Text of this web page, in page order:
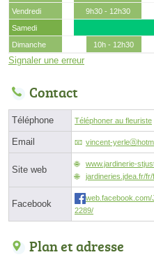
Vendredi
9h30 - 12h30
Samedi
Dimanche
10h - 12h30
Signaler une erreur
Contact
Téléphone Téléphoner au fleuriste
Email vincent-
Site web
www.jardinerie-
jardineries.jdea.fr/
Facebook
2289/
Plan et adresse